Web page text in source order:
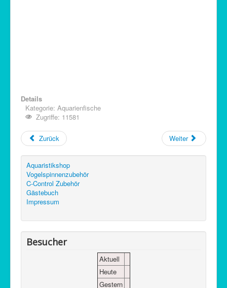
Details
Kategorie: Aquarienfische
Zugriffe: 11581
Zurück Weiter
Aquaristikshop
Vogelspinnenzubehör
C-Control Zubehör
Gästebuch
Impressum
Besucher
Aktuell
Heute
Gestern